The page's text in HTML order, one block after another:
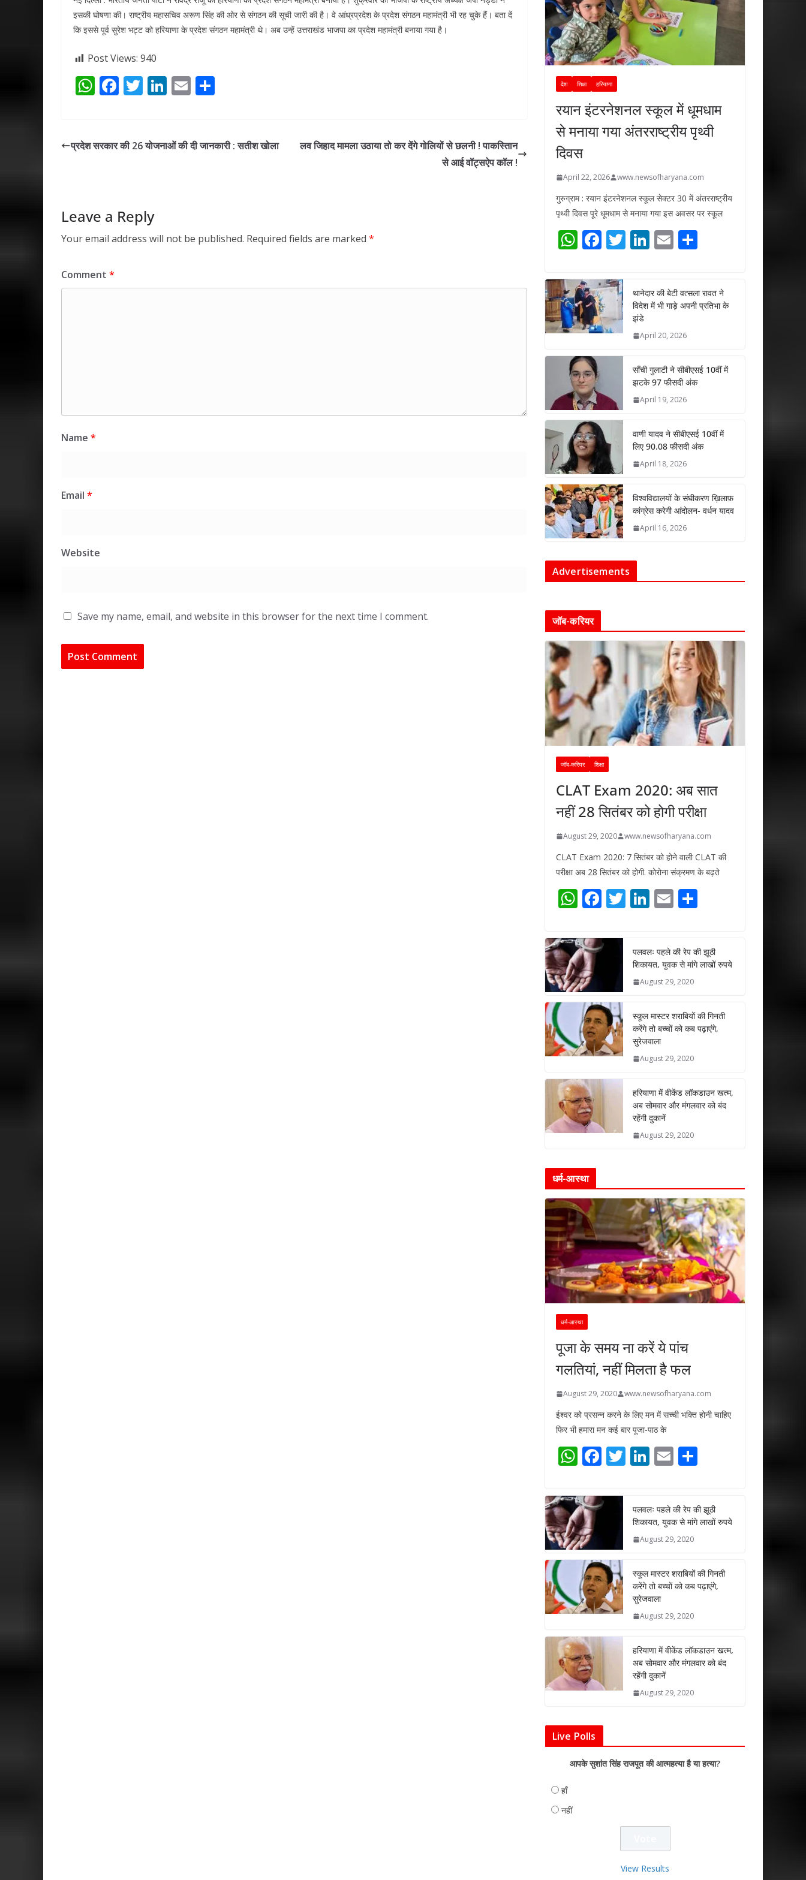
इसकी घोषणा की। राष्ट्रीय महासचिव अरूण सिंह की ओर से संगठन की सूची जारी की है। वे आंध्रप्रदेश के प्रदेश संगठन महामंत्री भी रह चुके हैं। बता दें
कि इससे पूर्व सुरेश भट्ट को हरियाणा के प्रदेश संगठन महामंत्री थे। अब उन्हें उत्तराखंड भाजपा का प्रदेश महामंत्री बनाया गया है।
Post Views: 940
W
s
F
b
T
er
Li
e
E
l e
प्रदेश सरकार की 26 योजनाओं की दी जानकारी : सतीश खोला
लव जिहाद मामला उठाया तो कर देंगे गोलियों से छलनी ! पाकस्तिान
से आई वॉट्सऐप कॉल !
Leave a Reply
Your email address will not be published. Required fields are marked *
Comment *
Name *
Email *
Website
Save my name, email, and website in this browser for the next time I comment.
देश शिक्षा हरियाणा
रयान इंटरनेशनल स्कूल में धूमधाम
से मनाया गया अंतरराष्ट्रीय पृथ्वी
दिवस
April 22, 2026 www.newsofharyana.com
गुरुग्राम : रयान इंटरनेशनल स्कूल सेक्टर 30 में अंतरराष्ट्रीय
पृथ्वी दिवस पूरे धूमधाम से मनाया गया इस अवसर पर स्कूल
W
at
s
A
p
p
F
e
b
o
o
k
T
er
Li
e
dI
n
E
l e
थानेदार की बेटी वत्सला रावत ने
विदेश में भी गाड़े अपनी प्रतिभा के
झंडे
April 20, 2026
साँची गुलाटी ने सीबीएसई 10वीं में
झटके 97 फीसदी अंक
April 19, 2026
वाणी यादव ने सीबीएसई 10वीं में
लिए 90.08 फीसदी अंक
April 18, 2026
विश्वविद्यालयों के संघीकरण ख़िलाफ़
कांग्रेस करेगी आंदोलन- वर्धन यादव
April 16, 2026
Advertisements
जॉब-करियर
जॉब-करियर शिक्षा
CLAT Exam 2020: अब सात
नहीं 28 सितंबर को होगी परीक्षा
August 29, 2020 www.newsofharyana.com
CLAT Exam 2020: 7 सितंबर को होने वाली CLAT की
परीक्षा अब 28 सितंबर को होगी. कोरोना संक्रमण के बढ़ते
W
at
s
A
p
p
F
e
b
o
k
T
er
Li
e
dI
n
E
l e
पलवलः पहले की रेप की झूठी
शिकायत, युवक से मांगे लाखों रुपये
August 29, 2020
स्कूल मास्टर शराबियों की गिनती
करेंगे तो बच्चों को कब पढ़ाएंगे,
सुरेजवाला
August 29, 2020
हरियाणा में वीकेंड लॉकडाउन खत्म,
अब सोमवार और मंगलवार को बंद
रहेंगी दुकानें
August 29, 2020
धर्म-आस्था
धर्म-आस्था
पूजा के समय ना करें ये पांच
गलतियां, नहीं मिलता है फल
August 29, 2020 www.newsofharyana.com
ईश्वर को प्रसन्न करने के लिए मन में सच्ची भक्ति होनी चाहिए
फिर भी हमारा मन कई बार पूजा-पाठ के
W
at
s
A
p
p
F
e
b
o
k
T
er
Li
e
dI
n
E
l e
पलवलः पहले की रेप की झूठी
शिकायत, युवक से मांगे लाखों रुपये
August 29, 2020
स्कूल मास्टर शराबियों की गिनती
करेंगे तो बच्चों को कब पढ़ाएंगे,
सुरेजवाला
August 29, 2020
हरियाणा में वीकेंड लॉकडाउन खत्म,
अब सोमवार और मंगलवार को बंद
रहेंगी दुकानें
August 29, 2020
Live Polls
आपके सुशांत सिंह राजपूत की आत्महत्या है या हत्या?
हाँ
नहीं
View Results